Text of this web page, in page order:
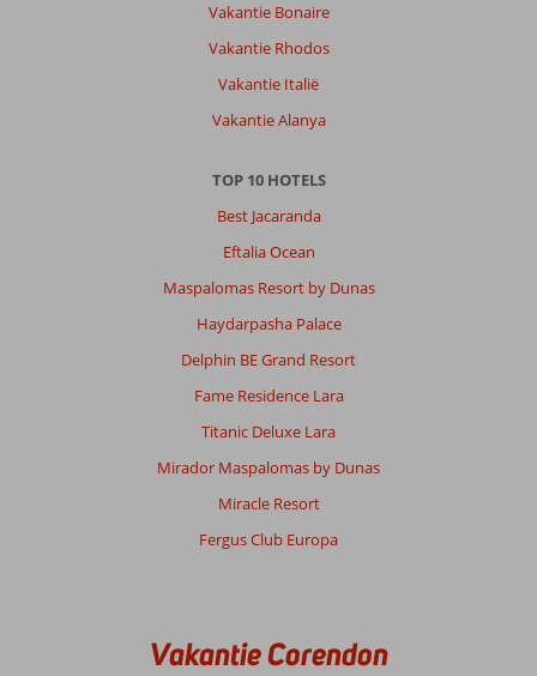
Vakantie Bonaire
Vakantie Rhodos
Vakantie Italië
Vakantie Alanya
TOP 10 HOTELS
Best Jacaranda
Eftalia Ocean
Maspalomas Resort by Dunas
Haydarpasha Palace
Delphin BE Grand Resort
Fame Residence Lara
Titanic Deluxe Lara
Mirador Maspalomas by Dunas
Miracle Resort
Fergus Club Europa
Vakantie Corendon